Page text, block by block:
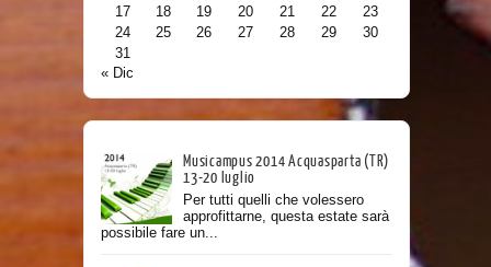
17
18 19 20 21 22
23
24
25 26 27 28 29
30
31
« Dic
Musicampus 2014 Acquasparta (TR)
13-20 luglio
Per tutti quelli che volessero
approfittarne, questa estate sarà
possibile fare un...